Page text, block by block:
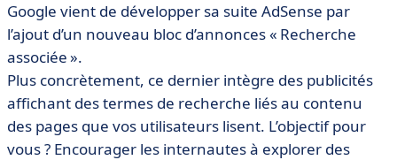
Google vient de développer sa suite AdSense par
l’ajout d’un nouveau bloc d’annonces « Recherche
associée ».
Plus concrètement, ce dernier intègre des publicités
affichant des termes de recherche liés au contenu
des pages que vos utilisateurs lisent. L’objectif pour
vous ? Encourager les internautes à explorer des